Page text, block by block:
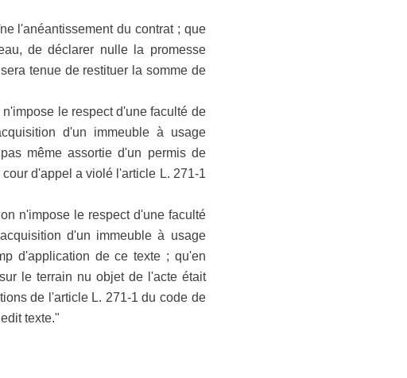
l'anéantissement du contrat ; que
de déclarer nulle la promesse
tenue de restituer la somme de
le respect d'une faculté de
d'un immeuble à usage
même assortie d'un permis de
d'appel a violé l'article L. 271-1
n'impose le respect d'une faculté
d'un immeuble à usage
d'application de ce texte ; qu'en
le terrain nu objet de l'acte était
de l'article L. 271-1 du code de
texte."